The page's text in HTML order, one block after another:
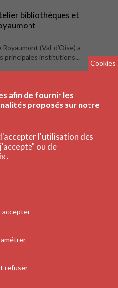
bibliothèques et
Royaumont (Val-d’Oise) a
principales institutions...
au 07 mai (BO+)
Cookies
afin de fournir les
proposés sur notre
l'utilisation des
ou de
.
accepter
refuser